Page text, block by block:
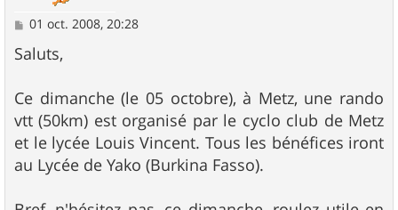
M
s
s
g
e
01 oct. 2008, 20:28
Saluts,
Ce dimanche (le 05 octobre), à Metz, une rando
vtt (50km) est organisé par le cyclo club de Metz
et le lycée Louis Vincent. Tous les bénéfices iront
au Lycée de Yako (Burkina Fasso).